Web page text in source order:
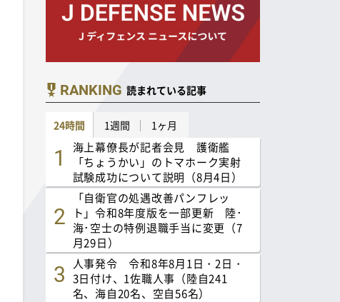
RANKING 読まれている記事
24時間 1週間 1ヶ月
海上幕僚長が記者会見 護衛艦
「ちょうかい」のトマホーク実射
試験成功について説明（8月4日）
「自衛官の処遇改善パンフレッ
ト」令和8年度版を一部更新 陸･
海･空士の特例退職手当に変更（7
月29日）
人事発令 令和8年8月1日・2日・
3日付け、1佐職人事（陸自241
名、海自20名、空自56名）